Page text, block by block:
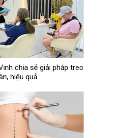
chia sẻ giải pháp treo
hiệu quả